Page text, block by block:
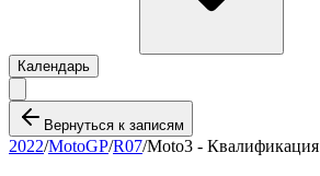
Календарь
Вернуться к записям
2022/MotoGP/R07/Moto3 - Квалификация